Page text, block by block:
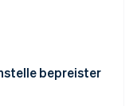
Lösungen für die
bepreister